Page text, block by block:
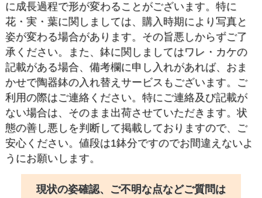
に成長過程で形が変わることがございます。特に
花・実・葉に関しましては、購入時期により写真と
姿が変わる場合があります。その旨悪しからずご了
承ください。また、鉢に関しましてはワレ・カケの
記載がある場合、備考欄に申し入れがあれば、おま
かせで陶器鉢の入れ替えサービスもございます。ご
利用の際はご連絡ください。特にご連絡及び記載が
ない場合は、そのまま出荷させていただきます。状
態の善し悪しを判断して掲載しておりますので、ご
安心ください。値段は1鉢分ですのでお間違えないよ
うにお願いします。
現状の姿確認、ご不明な点などご質問は